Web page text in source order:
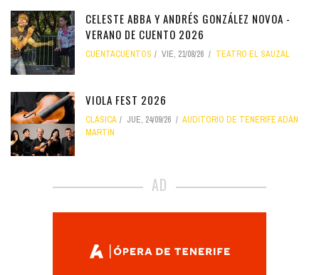
CELESTE ABBA Y ANDRÉS GONZÁLEZ NOVOA -
VERANO DE CUENTO 2026
CUENTACUENTOS VIE, 21/08/26 TEATRO EL SAUZAL
VIOLA FEST 2026
CLÁSICA JUE, 24/09/26
AUDITORIO DE TENERIFE ADÁN
MARTÍN
AD